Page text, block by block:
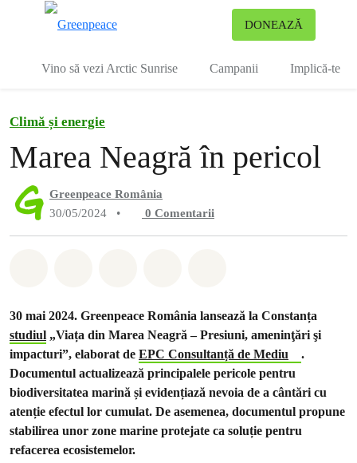
DONEAZĂ
Vino să vezi Arctic Sunrise Campanii Implică-te
Climă și energie
Marea Neagră în pericol
Greenpeace România
30/05/2024
• 0 Comentarii
30 mai 2024. Greenpeace România lansează la Constanța
studiul „Viața din Marea Neagră – Presiuni, ameninţări şi
impacturi”, elaborat de EPC Consultanță de Mediu
.
Documentul actualizează principalele pericole pentru
biodiversitatea marină și evidențiază nevoia de a cântări cu
atenție efectul lor cumulat. De asemenea, documentul propune
stabilirea unor zone marine protejate ca soluție pentru
refacerea ecosistemelor.